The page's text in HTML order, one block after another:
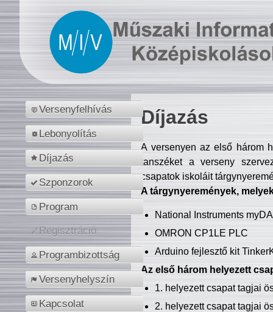
Versenyfelhívás
Lebonyolítás
Díjazás
Szponzorok
Program
Regisztráció
Programbizottság
Versenyhelyszín
Kapcsolat
Díjazás
A versenyen az első három
tanszéket a verseny
csapatok iskoláit
A tárgynyeremények,
National Instruments
OMRON CP1LE PLC
Arduino fejlesztő kit
Az első három helyezett
1. helyezett csapat tagjai
2. helyezett csapat tagjai